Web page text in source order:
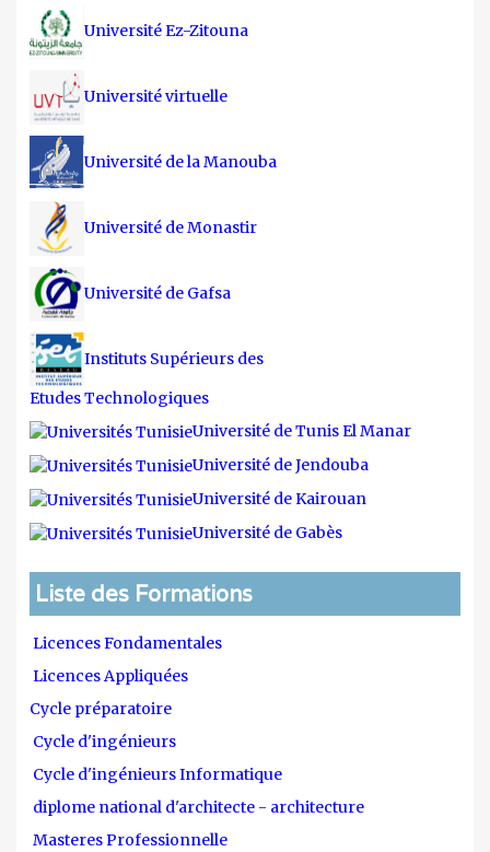
Université Ez-Zitouna
Université virtuelle
Université de la Manouba
Université de Monastir
Université de Gafsa
Instituts Supérieurs des
Etudes Technologiques
Université de Tunis El Manar
Université de Jendouba
Université de Kairouan
Université de Gabès
Liste des Formations
Licences Fondamentales
Licences Appliquées
Cycle préparatoire
Cycle d'ingénieurs
Cycle d'ingénieurs Informatique
diplome national d'architecte - architecture
Masteres Professionnelle